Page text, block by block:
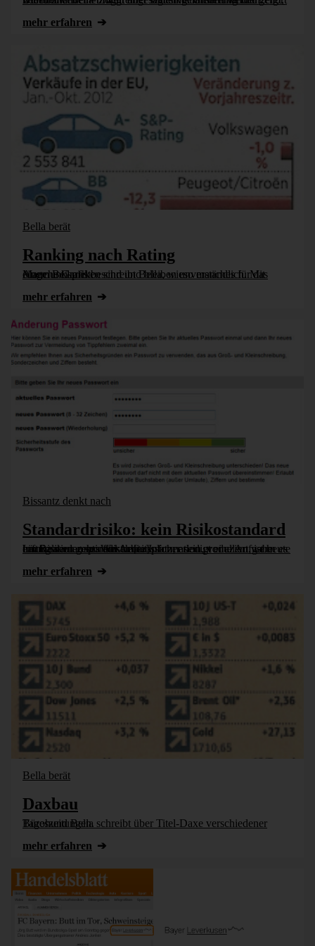
mehr erfahren
Bella berät
Ranking nach Rating
Manche Grafiken sind und bleiben unverständlich. Mit einem Beispiel beschreibt Bella, wieso manches für das Auge unklar ist.
mehr erfahren
Bissantz denkt nach
Standardrisiko: kein Risikostandard
Information muss fluktuationssicher sein, vor allem wenn es um Risiken geht: Wer heute Information produziert, ist heute häufig neu an seinem Arbeitsplatz, erledigt eine Aufgabe erstmals oder sporadisch [...]
mehr erfahren
Bella berät
Daxbau
Bürohund Bella schreibt über Titel-Daxe verschiedener Tageszeitungen.
mehr erfahren